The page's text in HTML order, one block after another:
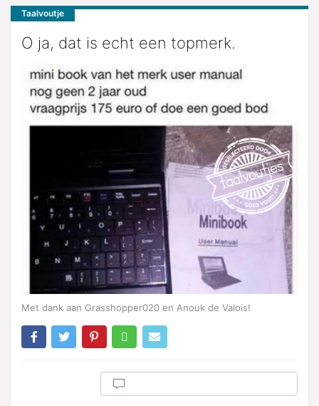
Taalvoutje
O ja, dat is echt een topmerk.
Met dank aan Grasshopper020 en Anouk de Valois!